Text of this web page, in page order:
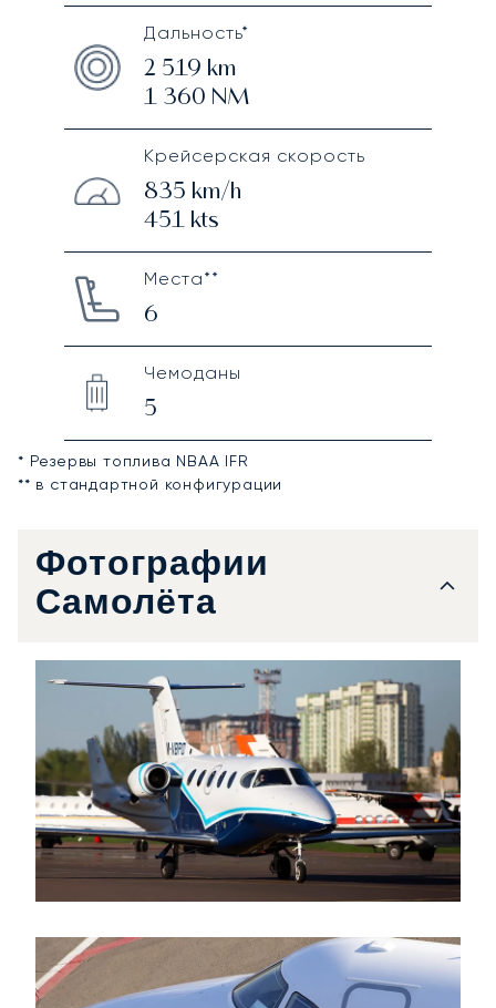
Дальность*
2 519 km
1 360 NM
Крейсерская скорость
835 km/h
451kts
Места**
6
Чемоданы
5
* Резервы топлива NBAA IFR
** в стандартной конфигурации
Фотографии
Самолёта